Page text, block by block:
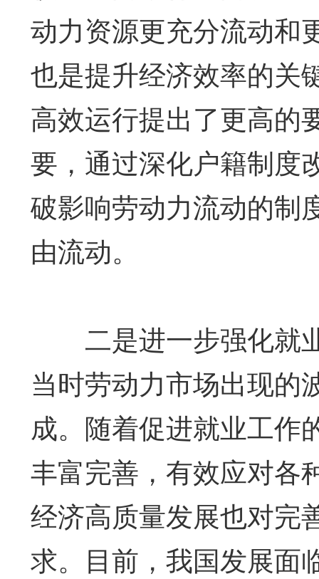
动力资源更充分流动和
也是提升经济效率的关
高效运行提出了更高的
要，通过深化户籍制度
破影响劳动力流动的制
由流动。
二是进一步强化就
当时劳动力市场出现的
成。随着促进就业工作
丰富完善，有效应对各
经济高质量发展也对完
求。目前，我国发展面